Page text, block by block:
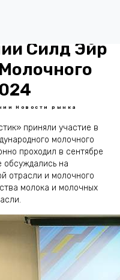
Силд Эйр
Новости рынка
приняли участие в
молочного
проходил в сентябре
обсуждались на
отрасли и молочного
молока и молочных